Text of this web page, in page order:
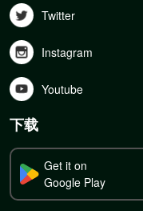
Twitter
Instagram
Youtube
下载
Get it on
Google Play